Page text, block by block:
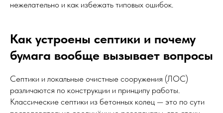
нежелательно и как избежать типовых ошибок.
Как устроены септики и почему
бумага вообще вызывает вопросы
Септики и локальные очистные сооружения (ЛОС)
различаются по конструкции и принципу работы.
Классические септики из бетонных колец — это по сути